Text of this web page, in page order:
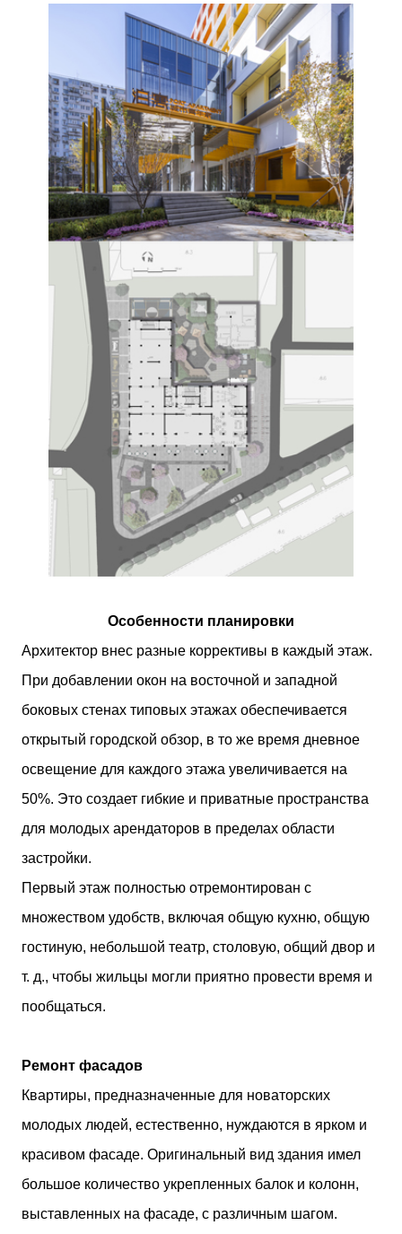
Особенности планировки
Архитектор внес разные коррективы в каждый этаж.
При добавлении окон на восточной и западной
боковых стенах типовых этажах обеспечивается
открытый городской обзор, в то же время дневное
освещение для каждого этажа увеличивается на
50%. Это создает гибкие и приватные пространства
для молодых арендаторов в пределах области
застройки.
Первый этаж полностью отремонтирован с
множеством удобств, включая общую кухню, общую
гостиную, небольшой театр, столовую, общий двор и
т. д., чтобы жильцы могли приятно провести время и
пообщаться.
Ремонт фасадов
Квартиры, предназначенные для новаторских
молодых людей, естественно, нуждаются в ярком и
красивом фасаде. Оригинальный вид здания имел
большое количество укрепленных балок и колонн,
выставленных на фасаде, с различным шагом.